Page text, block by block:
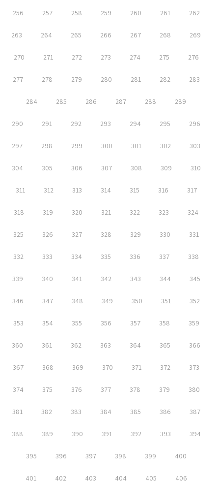
256 257 258 259 260 261 262
263 264 265 266 267 268 269
270 271 272 273 274 275 276
277 278 279 280 281 282 283
284 285 286 287 288 289
290 291 292 293 294 295 296
297 298 299 300 301 302 303
304 305 306 307 308 309 310
311 312 313 314 315 316 317
318 319 320 321 322 323 324
325 326 327 328 329 330 331
332 333 334 335 336 337 338
339 340 341 342 343 344 345
346 347 348 349 350 351 352
353 354 355 356 357 358 359
360 361 362 363 364 365 366
367 368 369 370 371 372 373
374 375 376 377 378 379 380
381 382 383 384 385 386 387
388 389 390 391 392 393 394
395 396 397 398 399 400
401 402 403 404 405 406